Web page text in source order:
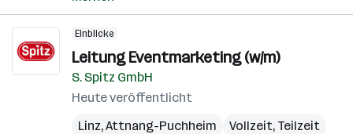
Einblicke
Leitung Eventmarketing (w/m)
S. Spitz GmbH
Heute veröffentlicht
Linz,Attnang-Puchheim
Vollzeit, Teilzeit